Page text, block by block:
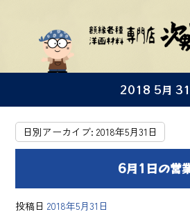
2018 5月 31
日別アーカイブ:2018年5月31日
6月1日の営
投稿日 2018年5月31日